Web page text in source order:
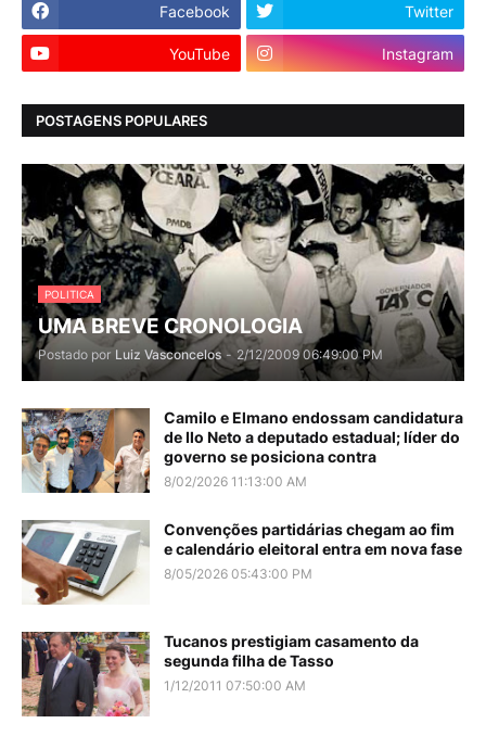
Facebook Twitter
YouTube Instagram
POSTAGENS POPULARES
POLITICA
UMA BREVE CRONOLOGIA
Postado por Luiz Vasconcelos - 2/12/2009 06:49:00 PM
Camilo e Elmano endossam candidatura
de Ilo Neto a deputado estadual; líder do
governo se posiciona contra
8/02/2026 11:13:00 AM
Convenções partidárias chegam ao fim
e calendário eleitoral entra em nova fase
8/05/2026 05:43:00 PM
Tucanos prestigiam casamento da
segunda filha de Tasso
1/12/2011 07:50:00 AM